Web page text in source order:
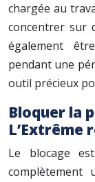
chargée au
concentrer sur
également
pendant une
outil précieux
Bloquer la
L’Extrême
Le blocage
complètement